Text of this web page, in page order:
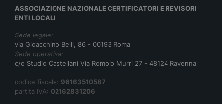
ASSOCIAZIONE NAZIONALE CERTIFICATORI E REVISORI
ENTI LOCALI
Sede legale:
via Gioacchino Belli, 86 - 00193 Roma
Sede operativa:
c/o Studio Castellani Via Romolo Murri 27 - 48124 Ravenna
codice fiscale: 96163510587
partita IVA: 02162831206